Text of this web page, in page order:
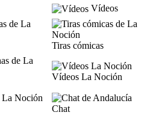
Vídeos
Tiras cómicas
Vídeos La Noción
Chat